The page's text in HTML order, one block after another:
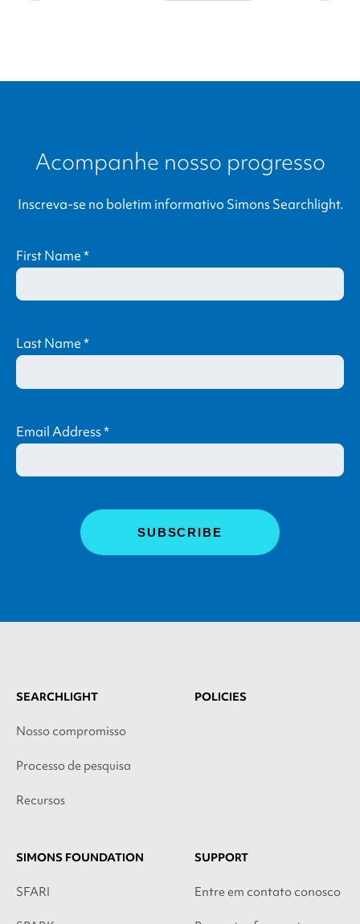
Acompanhe nosso progresso
Inscreva-se no boletim informativo Simons Searchlight.
First Name*
Last Name*
Email Address*
SEARCHLIGHT
Nosso compromisso
Processo de pesquisa
Recursos
POLICIES
SIMONS FOUNDATION
SFARI
SUPPORT
Entre em contato conosco